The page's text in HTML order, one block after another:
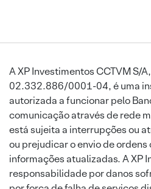
A XP Investimentos CCTVM S/
02.332.886/0001-04, é uma
autorizada a funcionar pelo
comunicação através de rede
está sujeita a interrupções ou
ou prejudicar o envio de ordens
informações atualizadas. A XP
responsabilidade por danos